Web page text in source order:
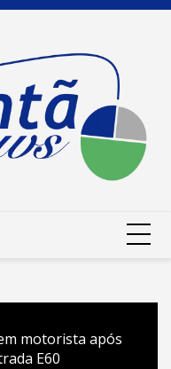
motorista após
E60